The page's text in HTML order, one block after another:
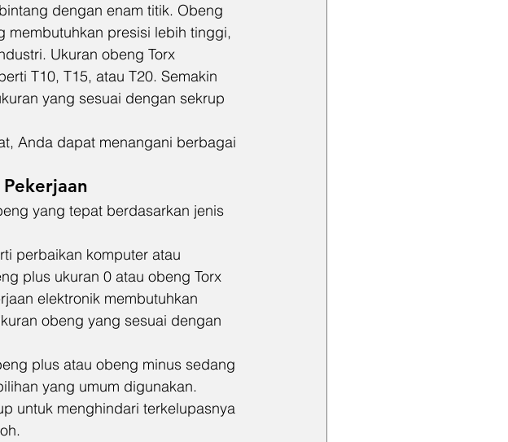
dengan enam titik. Obeng
membutuhkan presisi lebih tinggi,
Ukuran obeng Torx
T10, T15, atau T20. Semakin
yang sesuai dengan sekrup
Anda dapat menangani berbagai
yang tepat berdasarkan jenis
perbaikan komputer atau
plus ukuran 0 atau obeng Torx
elektronik membutuhkan
obeng yang sesuai dengan
plus atau obeng minus sedang
yang umum digunakan.
untuk menghindari terkelupasnya